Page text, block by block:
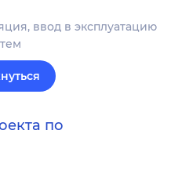
ввод в эксплуатацию
по